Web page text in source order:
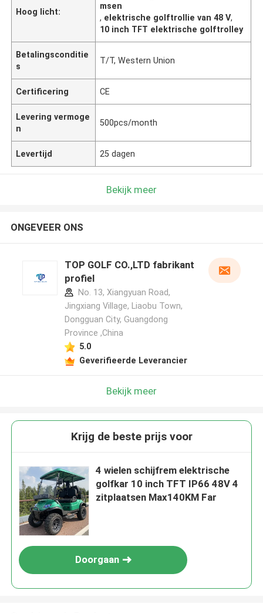
Hoog licht:
msen
, elektrische golftrollie van 48 V,
10 inch TFT elektrische golftrolley
Betalingsconditie
s
T/T, Western Union
Certificering CE
Levering vermoge
n
500pcs/month
Levertijd 25 dagen
Bekijk meer
ONGEVEER ONS
TOP GOLF CO.,LTD fabrikant
profiel
No. 13, Xiangyuan Road,
Jingxiang Village, Liaobu Town,
Dongguan City, Guangdong
Province ,China
5.0
Geverifieerde Leverancier
Bekijk meer
Krijg de beste prijs voor
4 wielen schijfrem elektrische
golfkar 10 inch TFT IP66 48V 4
zitplaatsen Max140KM Far
Doorgaan